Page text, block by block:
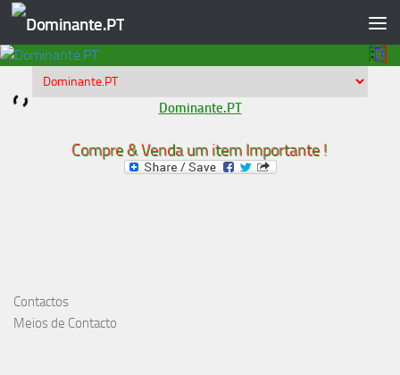
Skip to content
Dominante.PT
Compre & Venda um item Importante !
Contactos
Meios de Contacto